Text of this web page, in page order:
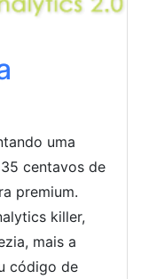
uma
centavos de
premium.
killer,
mais a
código de